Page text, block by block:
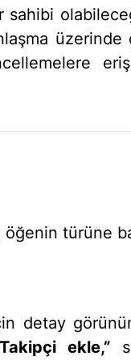
sahibi
üzerinde
türüne
detay
ekle,”